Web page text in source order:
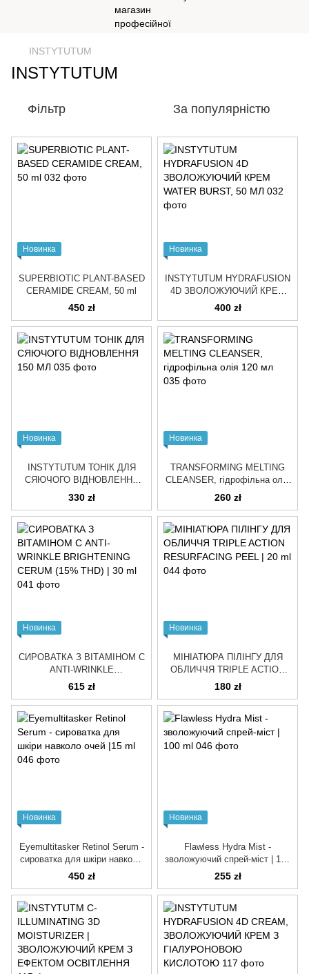
INSTYTUTUM
INSTYTUTUM
Фільтр За популярністю
Новинка
SUPERBIOTIC PLANT-BASED
CERAMIDE CREAM, 50 ml
450 zł
Новинка
INSTYTUTUM HYDRAFUSION
4D ЗВОЛОЖУЮЧИЙ КРЕМ
WATER BURST, 50 МЛ
400 zł
Новинка
INSTYTUTUM ТОНІК ДЛЯ
СЯЮЧОГО ВІДНОВЛЕННЯ
150 МЛ
330 zł
Новинка
TRANSFORMING MELTING
CLEANSER, гідрофільна олія
120 мл
260 zł
Новинка
СИРОВАТКА З ВІТАМІНОМ С
ANTI-WRINKLE
BRIGHTENING CERUM (15%
615 zł
Новинка
МІНІАТЮРА ПІЛІНГУ ДЛЯ
ОБЛИЧЧЯ TRIPLE ACTION
RESURFACING PEEL | 20 ml
180 zł
Новинка
Eyemultitasker Retinol Serum -
сироватка для шкіри навколо
очей |15 ml
450 zł
Новинка
Flawless Hydra Mist -
зволожуючий спрей-міст | 100
ml
255 zł